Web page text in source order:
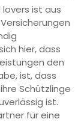
ist aus
hier, dass
den
ist, dass
Schützlinge
ist.
für eine